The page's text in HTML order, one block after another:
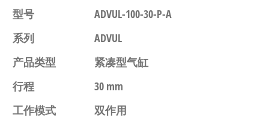
型号
ADVUL-100-30-P-A
系列
ADVUL
产品类型
紧凑型气缸
行程
30 mm
工作模式
双作用